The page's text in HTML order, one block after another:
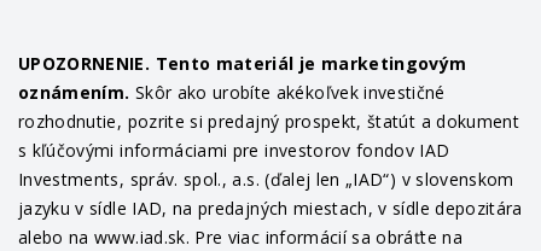
UPOZORNENIE. Tento materiál je marketingovým
oznámením. Skôr ako urobíte akékoľvek investičné
rozhodnutie, pozrite si predajný prospekt, štatút a dokument
s kľúčovými informáciami pre investorov fondov IAD
Investments, správ. spol., a.s. (ďalej len „IAD“) v slovenskom
jazyku v sídle IAD, na predajných miestach, v sídle depozitára
alebo na www.iad.sk. Pre viac informácií sa obráťte na